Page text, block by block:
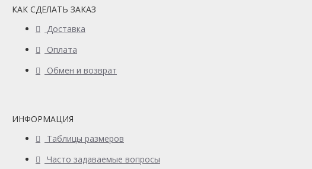
КАК СДЕЛАТЬ ЗАКАЗ
Доставка
Оплата
Обмен и возврат
ИНФОРМАЦИЯ
Таблицы размеров
Часто задаваемые вопросы